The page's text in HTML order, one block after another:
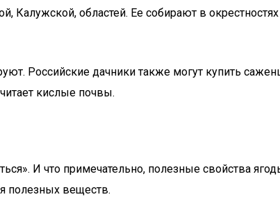
областей. Ее собирают в
Российские дачники также могут купить
кислые почвы.
И что примечательно, полезные свойства
полезных веществ.